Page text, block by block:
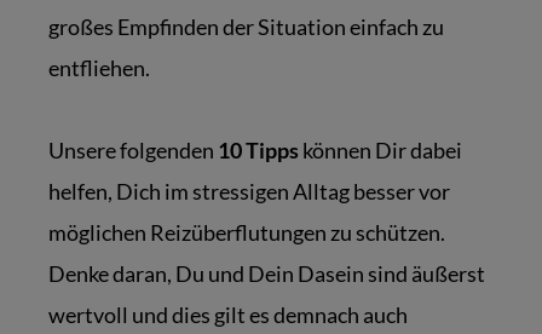
großes Empfinden der Situation einfach zu
entfliehen.
Unsere folgenden 10 Tipps können Dir dabei
helfen, Dich im stressigen Alltag besser vor
möglichen Reizüberflutungen zu schützen.
Denke daran, Du und Dein Dasein sind äußerst
wertvoll und dies gilt es demnach auch